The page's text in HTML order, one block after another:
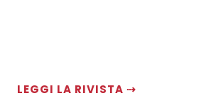
LEGGI LA RIVISTA ⇢